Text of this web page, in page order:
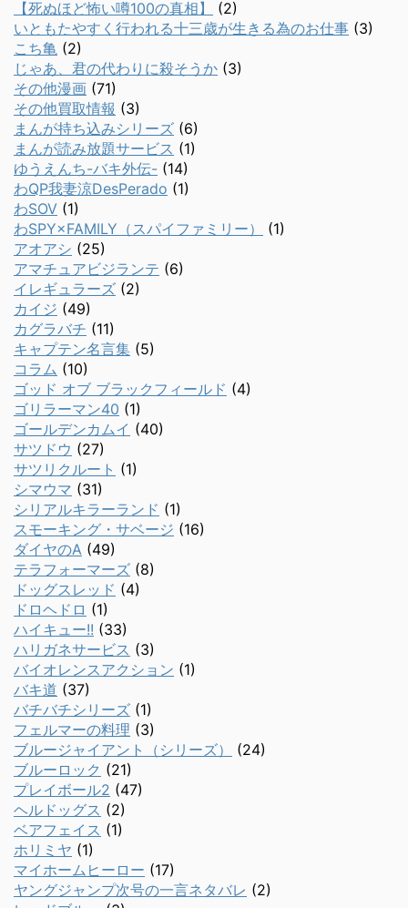
【死ぬほど怖い噂100の真相】
(2)
いともたやすく行われる十三歳が生きる為のお仕事 (3)
こち亀 (2)
じゃあ、君の代わりに殺そうか (3)
その他漫画 (71)
その他買取情報 (3)
まんが持ち込みシリーズ (6)
まんが読み放題サービス (1)
ゆうえんち-バキ外伝- (14)
わQP我妻涼DesPerado (1)
わSOV (1)
わSPY×FAMILY（スパイファミリー）
(1)
アオアシ (25)
アマチュアビジランテ (6)
イレギュラーズ (2)
カイジ (49)
カグラバチ (11)
キャプテン名言集 (5)
コラム (10)
ゴッド オブ ブラックフィールド (4)
ゴリラーマン40 (1)
ゴールデンカムイ (40)
サツドウ (27)
サツリクルート (1)
シマウマ (31)
シリアルキラーランド (1)
スモーキング・サベージ (16)
ダイヤのA (49)
テラフォーマーズ (8)
ドッグスレッド (4)
ドロヘドロ (1)
ハイキュー!! (33)
ハリガネサービス (3)
バイオレンスアクション (1)
バキ道 (37)
バチバチシリーズ (1)
フェルマーの料理 (3)
ブルージャイアント（シリーズ）
(24)
ブルーロック (21)
プレイボール2 (47)
ヘルドッグス (2)
ベアフェイス (1)
ホリミヤ (1)
マイホームヒーロー (17)
ヤングジャンプ次号の一言ネタバレ (2)